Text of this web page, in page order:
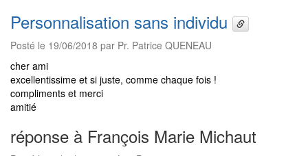
Personnalisation sans individu
Posté le 19/06/2018 par Pr. Patrice QUENEAU
cher ami
excellentissime et si juste, comme chaque fois !
compliments et merci
amitié
réponse à François Marie Michaut